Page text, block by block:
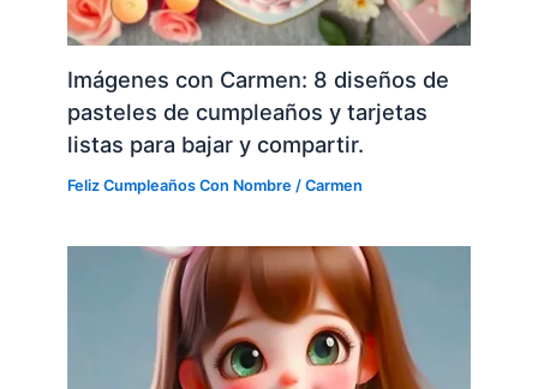
Imágenes con Carmen: 8 diseños de
pasteles de cumpleaños y tarjetas
listas para bajar y compartir.
Feliz Cumpleaños Con Nombre /Carmen